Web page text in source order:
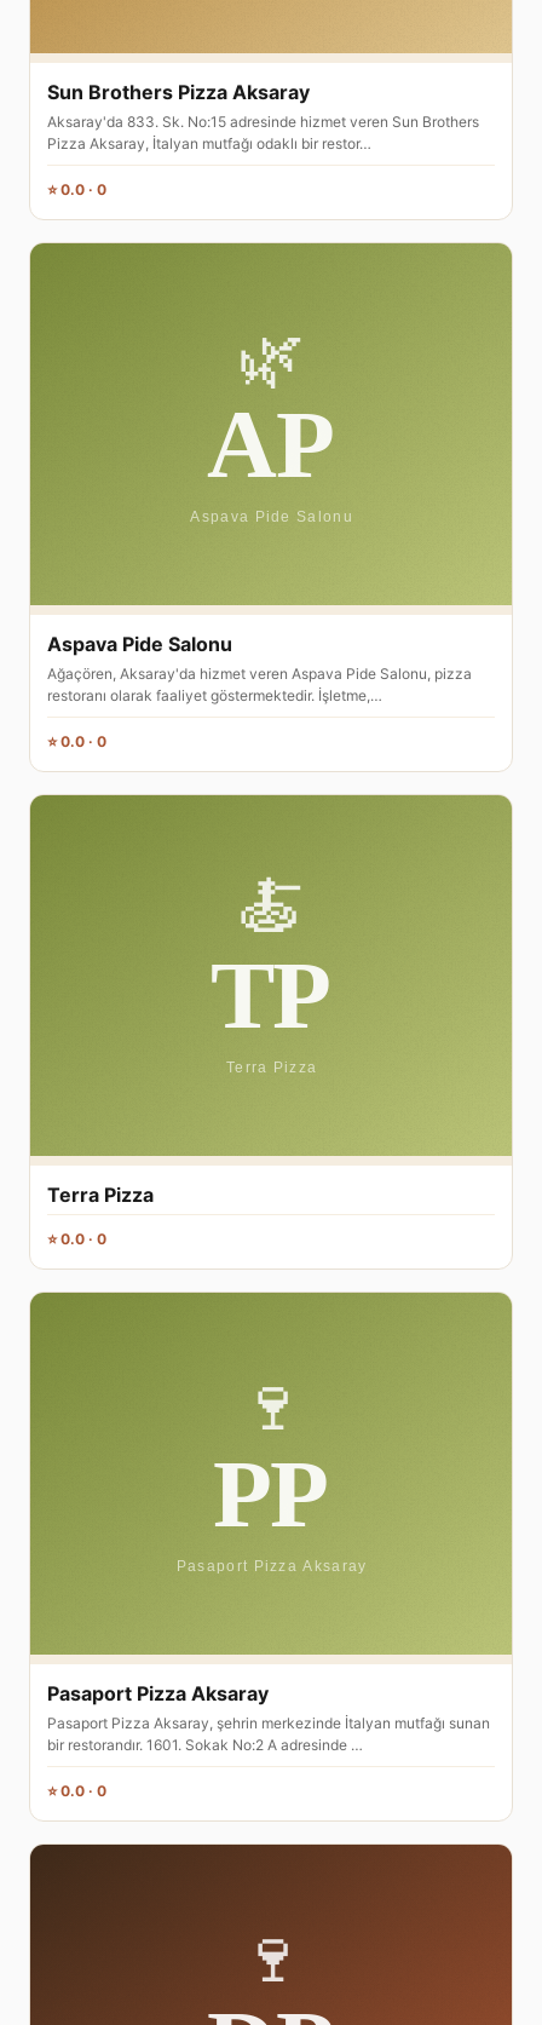
Sun Brothers Pizza Aksaray
Aksaray'da 833. Sk. No:15 adresinde hizmet veren Sun Brothers
Pizza Aksaray, İtalyan mutfağı odaklı bir restor…
⭐ 0.0 · 0
Aspava Pide Salonu
Ağaçören, Aksaray'da hizmet veren Aspava Pide Salonu, pizza
restoranı olarak faaliyet göstermektedir. İşletme,…
⭐ 0.0 · 0
Terra Pizza
⭐ 0.0 · 0
Pasaport Pizza Aksaray
Pasaport Pizza Aksaray, şehrin merkezinde İtalyan mutfağı sunan
bir restorandır. 1601. Sokak No:2 A adresinde …
⭐ 0.0 · 0